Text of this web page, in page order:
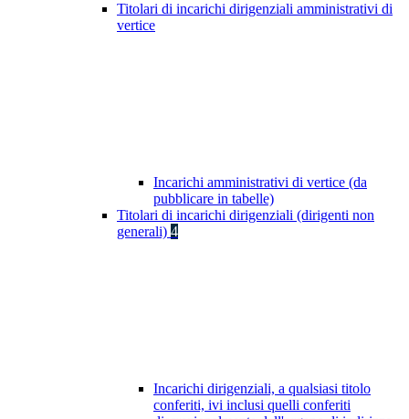
Titolari di incarichi dirigenziali amministrativi di
vertice
Incarichi amministrativi di vertice (da
pubblicare in tabelle)
Titolari di incarichi dirigenziali (dirigenti non
generali) 4
Incarichi dirigenziali, a qualsiasi titolo
conferiti, ivi inclusi quelli conferiti